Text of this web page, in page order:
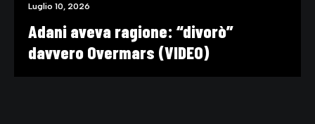
Luglio 10, 2026
Adani aveva ragione: “divorò”
davvero Overmars (VIDEO)